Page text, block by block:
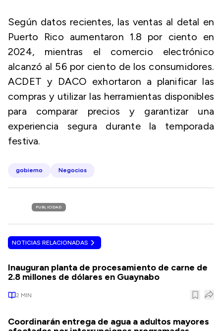
Según datos recientes, las ventas al detal en
Puerto Rico aumentaron 1.8 por ciento en
2024, mientras el comercio electrónico
alcanzó al 56 por ciento de los consumidores.
ACDET y DACO exhortaron a planificar las
compras y utilizar las herramientas disponibles
para comparar precios y garantizar una
experiencia segura durante la temporada
festiva.
gobierno Negocios
PUBLICIDAD
NOTICIAS RELACIONADAS
Inauguran planta de procesamiento de carne de
2.8 millones de dólares en Guaynabo
2 MIN
Coordinarán entrega de agua a adultos mayores